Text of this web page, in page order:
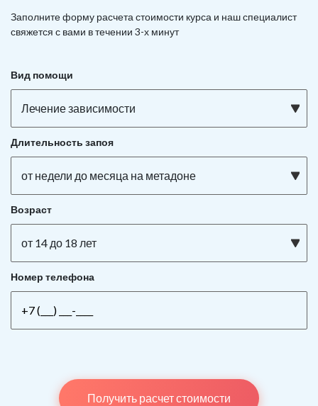
Заполните форму расчета стоимости курса и наш специалист
свяжется с вами в течении 3-х минут
Вид помощи
Лечение зависимости
Длительность запоя
от недели до месяца на метадоне
Возраст
от 14 до 18 лет
Номер телефона
Получить расчет стоимости